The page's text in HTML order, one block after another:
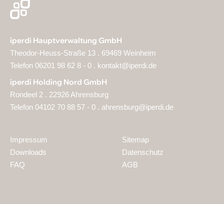
iperdi Hauptverwaltung GmbH
Theodor-Heuss-Straße 13 . 69469 Weinheim
Telefon 06201 98 62 8 - 0 . kontakt@iperdi.de
iperdi Holding Nord GmbH
Rondeel 2 . 22926 Ahrensburg
Telefon 04102 70 88 57 - 0 . ahrensburg@iperdi.de
Impressum
Downloads
FAQ
Sitemap
Datenschutz
AGB